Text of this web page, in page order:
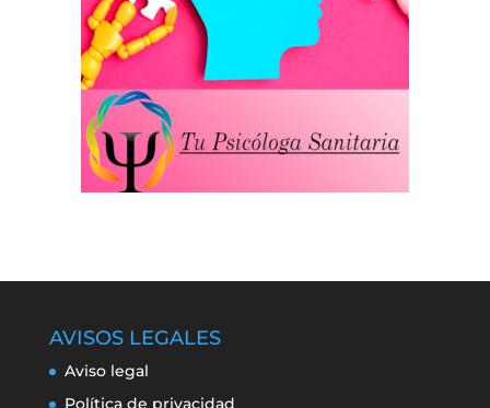
AVISOS LEGALES
Aviso legal
Política de privacidad